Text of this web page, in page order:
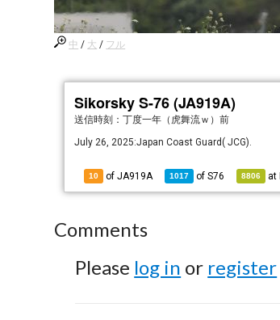
中 / 大 / フル
Sikorsky S-76 (JA919A)
送信時刻：丁度一年（虎舞流ｗ）前
July 26, 2025:Japan Coast Guard( JCG).
10 of JA919A 1017 ofS76 8806 at
Comments
Please log in or register